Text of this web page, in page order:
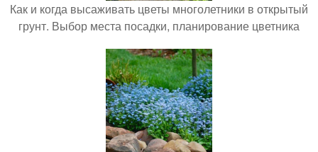
Как и когда высаживать цветы многолетники в открытый
грунт. Выбор места посадки, планирование цветника